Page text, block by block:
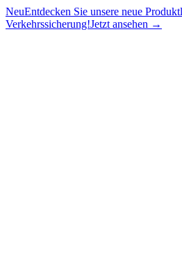
NeuEntdecken Sie unsere neue
Verkehrssicherung!Jetzt ansehen →